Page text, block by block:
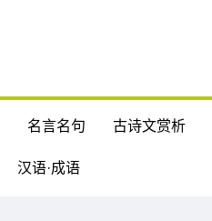
名言名句 古诗文赏析
汉语·成语